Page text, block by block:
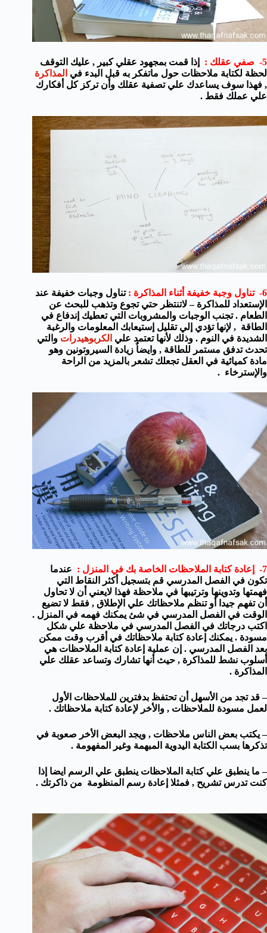
5- صفي عقلك :
إذا قمت بمجهود عقلي كبير , عليك التوقف
لحظة لكتابة ملاحظات حول ماتفكر به قبل البدء في المذاكرة
, فهذا سوف يساعدك علي تصفية عقلك وأن تركز كل أفكارك
علي عملك فقط .
6- تناول وجبة خفيفة أثناء المذاكرة :
تناول وجبات خفيفة عند
الإستعداد للمذاكرة – لاتنتظر حتي تجوع وتذهب للبحث عن
الطعام . تجنب الوجبات والمشروبات التي تعطيك إندفاع في
الطاقة , لإنها تؤدي إلي تقليل إستيعابك المعلومات والرغبة
الشديدة في النوم . وذلك لأنها تعتمد علي الكربوهيدرات والتي
تحدث تدفق مستمر للطاقة , وايضاٌ زيادة السيروتونين وهو
مادة كميائية في العقل تجعلك تشعر بالمزيد من الراحة
والإسترخاء .
7- إعادة كتابة الملاحظات الخاصة بك في المنزل :
عندما
تكون في الفصل المدرسي قم بتسجيل أكثر النقاط التي
فهمتها وتدوينها وترتيبها في ملاحظة فهذا لايعني أن لا تحاول
أن تفهم جيدا أو تنظم ملاحظاتك علي الإطلاق , فقط لا تضيع
الوقت في الفصل المدرسي في شئ يمكنك فهمه في المنزل .
اكتب درجاتك في الفصل المدرسي في ملاحظة علي شكل
مسودة . يمكنك إعادة كتابة ملاحظاتك في أقرب وقت ممكن
بعد الفصل المدرسي . إن عملية إعادة كتابة الملاحظات هي
أسلوب نشط للمذاكرة , حيث أنها تشارك وتساعد عقلك علي
المذاكرة .
– قد تجد من الأسهل أن تحتفظ بدفترين للملاحظات الأول
لعمل مسودة للملاحظات , والأخر لإعادة كتابة ملاحظاتك .
– يكتب بعض الناس ملاحظات , ويجد البعض الأخر صعوبة في
تذكرها بسب الكتابة اليدوية المبهمة وغير المفهومة .
– ما ينطبق علي كتابة الملاحظات ينطبق علي الرسم ايضا إذا
كنت تدرس تشريح , فمثلا إعادة رسم المنظومة من ذاكرتك .